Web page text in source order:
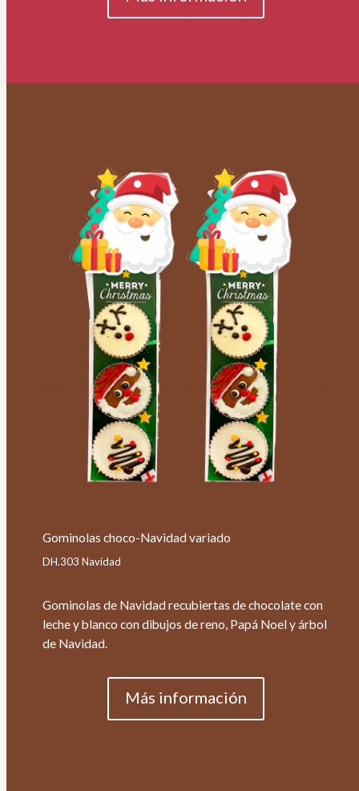
Gominolas choco-Navidad variado
DH.303 Navidad
Gominolas de Navidad recubiertas de chocolate con
leche y blanco con dibujos de reno, Papá Noel y árbol
de Navidad.
Más información